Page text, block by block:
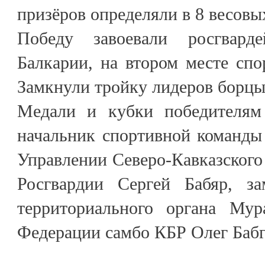
призёров определяли в 8
Победу завоевали
Балкарии, на втором месте
Замкнули тройку лидеров
Медали и кубки
начальник спортивной
Управлении Северо-
Росгвардии Сергей Бабяр,
территориального органа
Федерации самбо КБР Олег